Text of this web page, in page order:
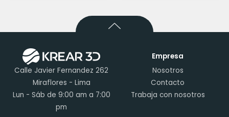
Calle Javier Fernandez 262
Miraflores - Lima
Lun - Sáb de 9:00 am a 7:00
pm
Empresa
Nosotros
Contacto
Trabaja con nosotros